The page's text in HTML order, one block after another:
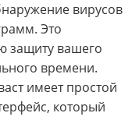
вирусов
Это
защиту вашего
времени.
имеет простой
который